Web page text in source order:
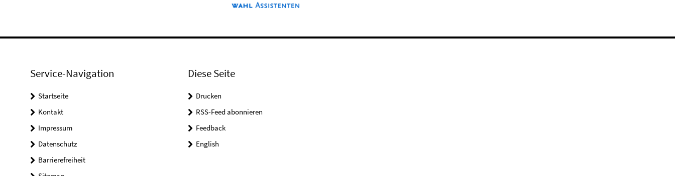
Service-Navigation
Startseite
Kontakt
Impressum
Datenschutz
Barrierefreiheit
Diese Seite
Drucken
RSS-Feed abonnieren
Feedback
English